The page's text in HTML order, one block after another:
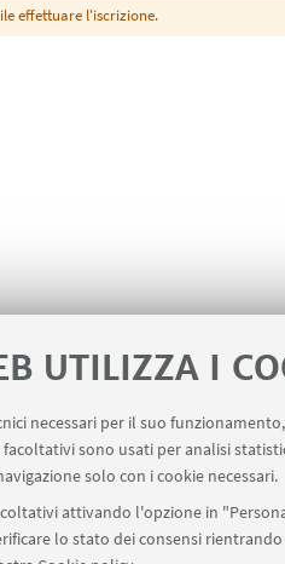
UTILIZZA I
necessari per il suo
sono usati per analisi
solo con i cookie necessari.
attivando l'opzione in
lo stato dei consensi
effettuare l'iscrizione.